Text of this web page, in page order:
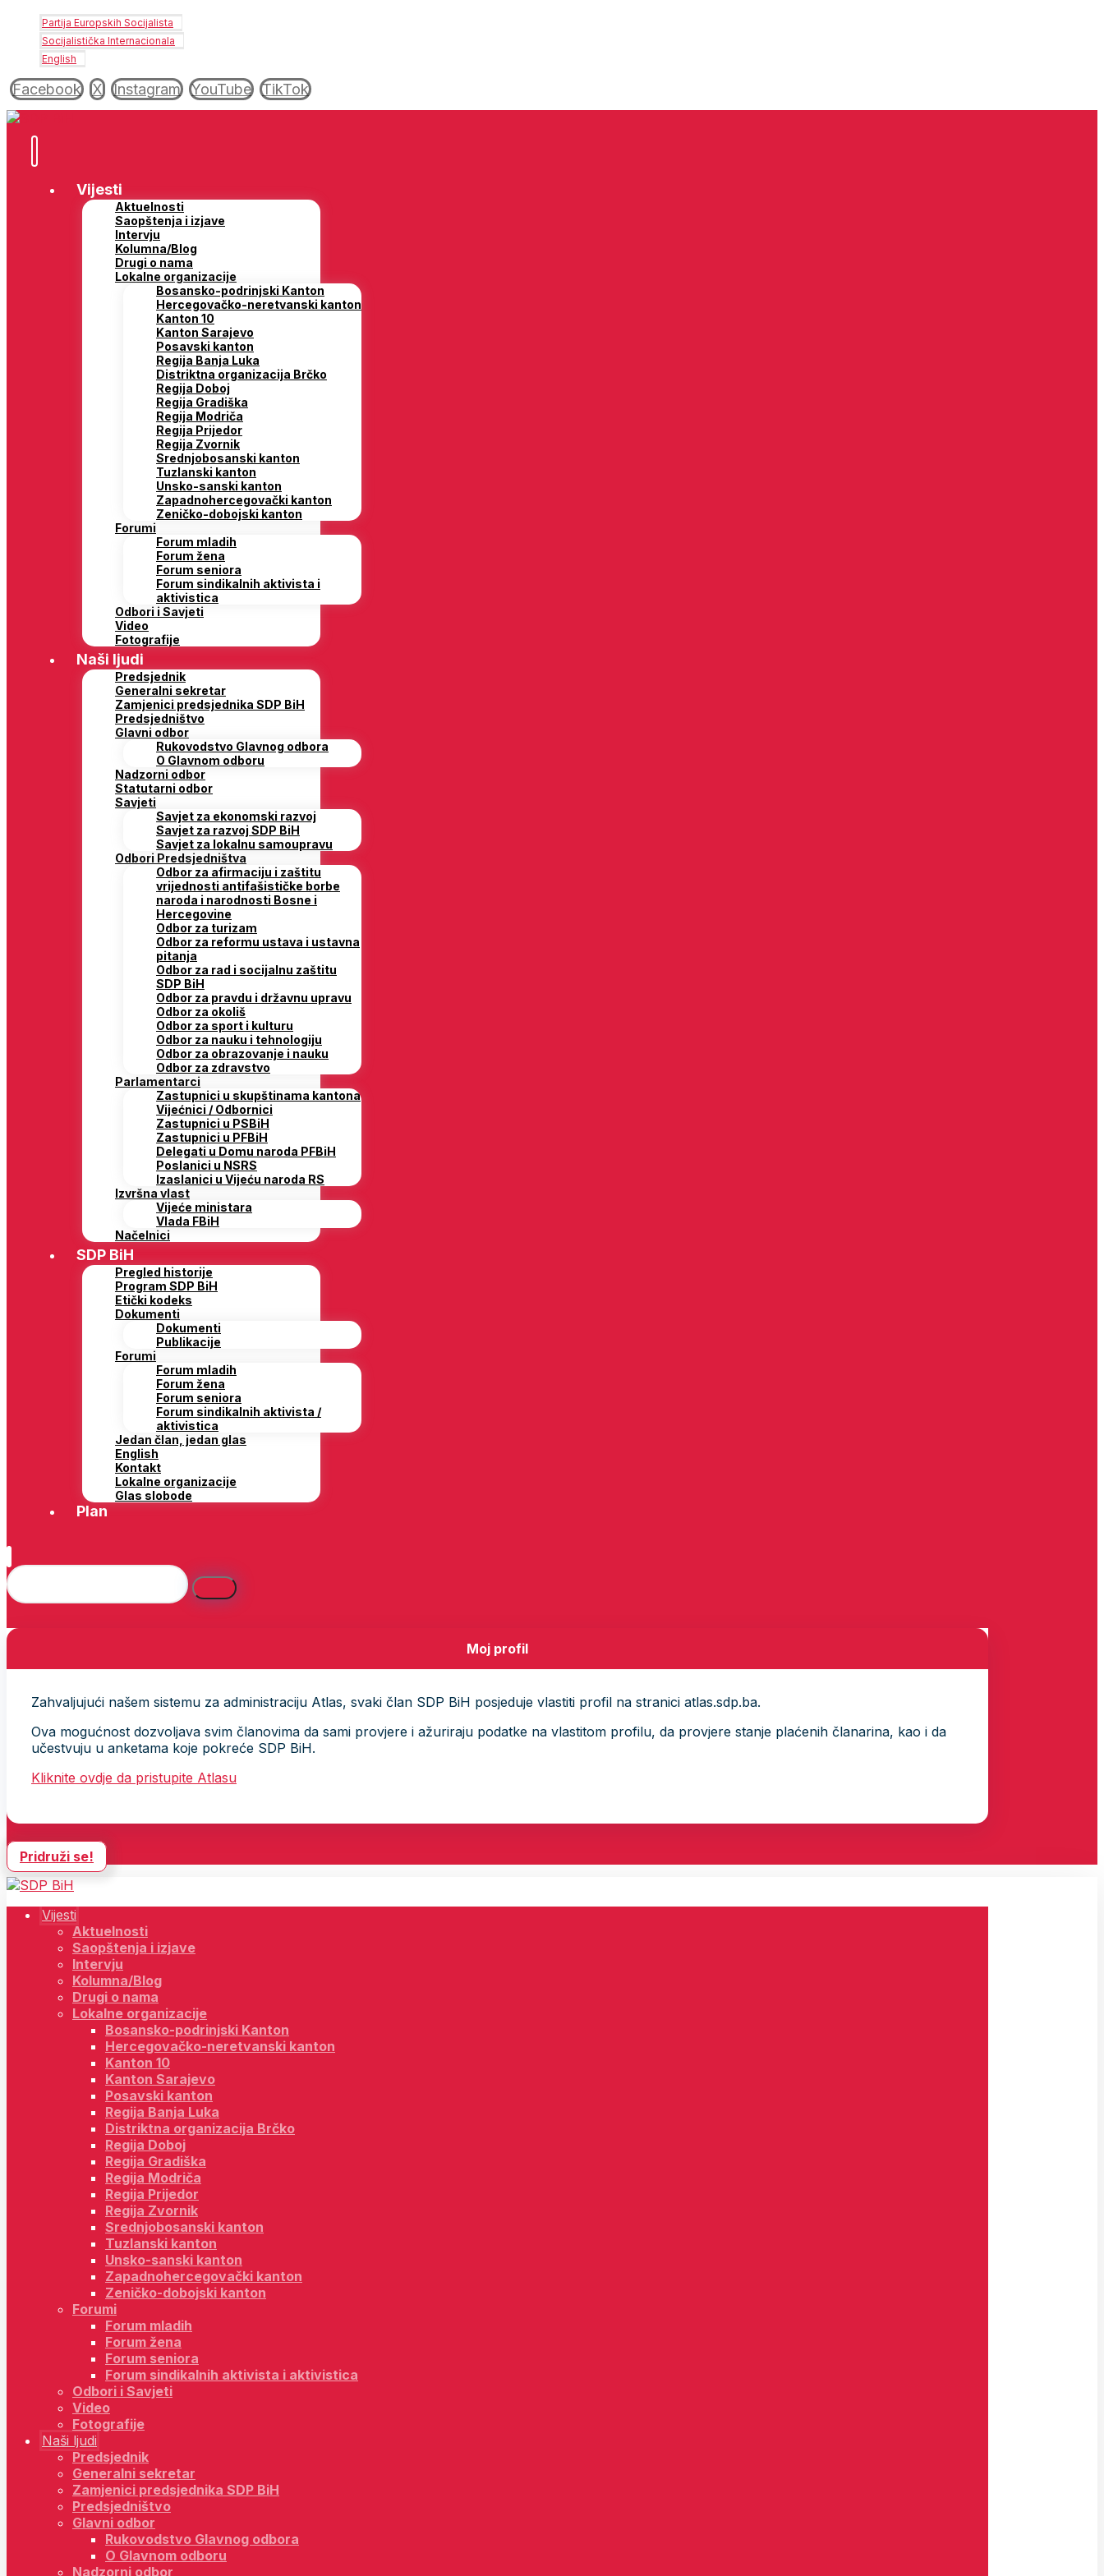
Partija Europskih Socijalista
Socijalistička Internacionala
English
Facebook X Instagram YouTube TikTok
Vijesti
Aktuelnosti
Saopštenja i izjave
Intervju
Kolumna/Blog
Drugi o nama
Lokalne organizacije
Bosansko-podrinjski Kanton
Hercegovačko-neretvanski kanton
Kanton 10
Kanton Sarajevo
Posavski kanton
Regija Banja Luka
Distriktna organizacija Brčko
Regija Doboj
Regija Gradiška
Regija Modriča
Regija Prijedor
Regija Zvornik
Srednjobosanski kanton
Tuzlanski kanton
Unsko-sanski kanton
Zapadnohercegovački kanton
Zeničko-dobojski kanton
Forumi
Forum mladih
Forum žena
Forum seniora
Forum sindikalnih aktivista i
aktivistica
Odbori i Savjeti
Video
Fotografije
Naši ljudi
Predsjednik
Generalni sekretar
Zamjenici predsjednika SDP BiH
Predsjedništvo
Glavni odbor
Rukovodstvo Glavnog odbora
O Glavnom odboru
Nadzorni odbor
Statutarni odbor
Savjeti
Savjet za ekonomski razvoj
Savjet za razvoj SDP BiH
Savjet za lokalnu samoupravu
Odbori Predsjedništva
Odbor za afirmaciju i zaštitu
vrijednosti antifašističke borbe
naroda i narodnosti Bosne i
Hercegovine
Odbor za turizam
Odbor za reformu ustava i ustavna
pitanja
Odbor za rad i socijalnu zaštitu
SDP BiH
Odbor za pravdu i državnu upravu
Odbor za okoliš
Odbor za sport i kulturu
Odbor za nauku i tehnologiju
Odbor za obrazovanje i nauku
Odbor za zdravstvo
Parlamentarci
Zastupnici u skupštinama kantona
Vijećnici / Odbornici
Zastupnici u PSBiH
Zastupnici u PFBiH
Delegati u Domu naroda PFBiH
Poslanici u NSRS
Izaslanici u Vijeću naroda RS
Izvršna vlast
Vijeće ministara
Vlada FBiH
Načelnici
SDP BiH
Pregled historije
Program SDP BiH
Etički kodeks
Dokumenti
Dokumenti
Publikacije
Forumi
Forum mladih
Forum žena
Forum seniora
Forum sindikalnih aktivista /
aktivistica
Jedan član, jedan glas
English
Kontakt
Lokalne organizacije
Glas slobode
Plan
Moj profil
Zahvaljujući našem sistemu za administraciju Atlas, svaki član SDP BiH posjeduje vlastiti profil na stranici atlas.sdp.ba.
Ova mogućnost dozvoljava svim članovima da sami provjere i ažuriraju podatke na vlastitom profilu, da provjere stanje plaćenih članarina, kao i da
učestvuju u anketama koje pokreće SDP BiH.
Kliknite ovdje da pristupite Atlasu
Pridruži se!
Vijesti
Aktuelnosti
Saopštenja i izjave
Intervju
Kolumna/Blog
Drugi o nama
Lokalne organizacije
Bosansko-podrinjski Kanton
Hercegovačko-neretvanski kanton
Kanton 10
Kanton Sarajevo
Posavski kanton
Regija Banja Luka
Distriktna organizacija Brčko
Regija Doboj
Regija Gradiška
Regija Modriča
Regija Prijedor
Regija Zvornik
Srednjobosanski kanton
Tuzlanski kanton
Unsko-sanski kanton
Zapadnohercegovački kanton
Zeničko-dobojski kanton
Forumi
Forum mladih
Forum žena
Forum seniora
Forum sindikalnih aktivista i aktivistica
Odbori i Savjeti
Video
Fotografije
Naši ljudi
Predsjednik
Generalni sekretar
Zamjenici predsjednika SDP BiH
Predsjedništvo
Glavni odbor
Rukovodstvo Glavnog odbora
O Glavnom odboru
Nadzorni odbor